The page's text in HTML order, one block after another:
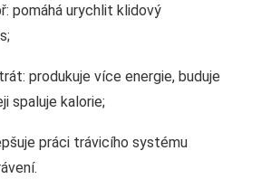
pomáhá urychlit klidový
produkuje více energie, buduje
spaluje kalorie;
práci trávicího systému